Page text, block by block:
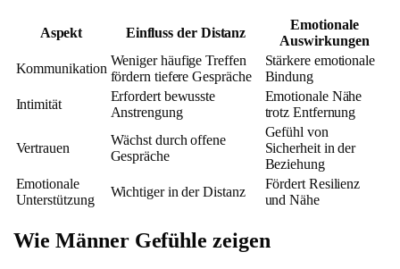
Aspekt Einfluss der Distanz
Emotionale
Auswirkungen
Kommunikation
Weniger häufige Treffen
fördern tiefere Gespräche
Stärkere emotionale
Bindung
Intimität
Erfordert bewusste
Anstrengung
Emotionale Nähe
trotz Entfernung
Vertrauen
Wächst durch offene
Gespräche
Gefühl von
Sicherheit in der
Beziehung
Emotionale
Unterstützung
Wichtiger in der Distanz
Fördert Resilienz
und Nähe
Wie Männer Gefühle zeigen